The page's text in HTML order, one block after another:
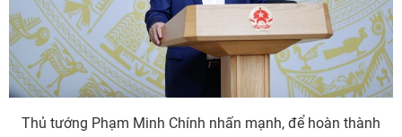
Thủ tướng Phạm Minh Chính nhấn mạnh, để hoàn thành